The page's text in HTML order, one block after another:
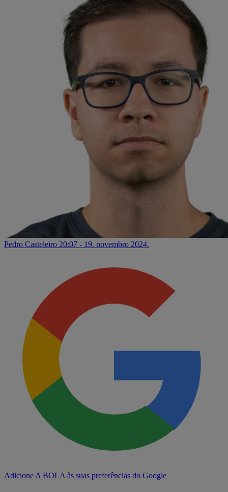
Pedro Casteleiro 20:07 - 19. novembro 2024.
Adicione A BOLA às suas preferências do Google